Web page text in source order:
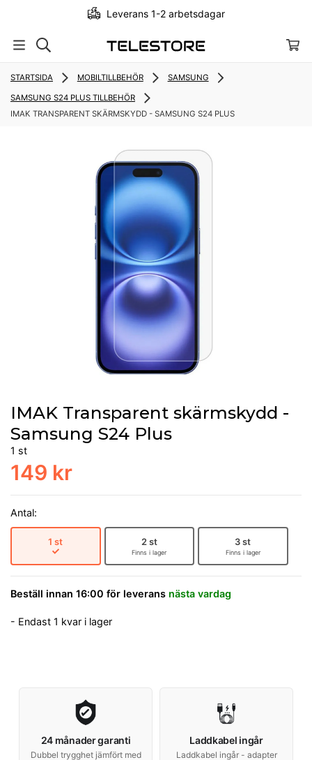
Leverans 1-2 arbetsdagar
STARTSIDA MOBILTILLBEHÖR SAMSUNG
SAMSUNG S24 PLUS TILLBEHÖR
IMAK TRANSPARENT SKÄRMSKYDD - SAMSUNG S24 PLUS
IMAK Transparent skärmskydd -
Samsung S24 Plus
1 st
149 kr
Antal:
1 st 2 st
Finns i lager
3 st
Finns i lager
Beställ innan 16:00 för leverans nästa vardag
- Endast 1 kvar i lager
24 månader garanti
Dubbel trygghet jämfört med
Laddkabel ingår
Laddkabel ingår - adapter